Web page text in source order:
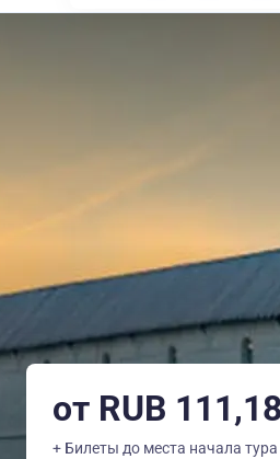
от RUB
+ Билеты до места начала тура